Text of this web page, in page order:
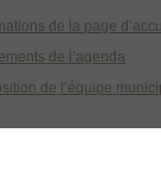
de la page
de l’agenda
de l’équipe